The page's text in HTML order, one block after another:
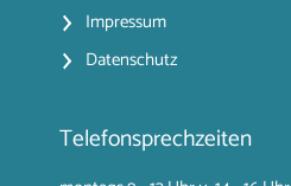
Impressum
Datenschutz
Telefonsprechzeiten